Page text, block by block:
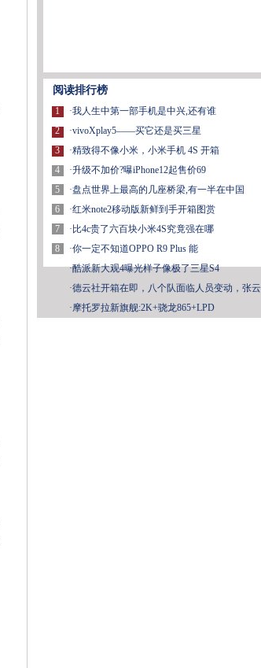
阅读排行榜
1
2
3
4
5
6
7
8
·我人生中第一部手机是中兴,还有谁
·vivoXplay5——买它还是买三星
·精致得不像小米，小米手机 4S 开箱
·升级不加价?曝iPhone12起售价69
·盘点世界上最高的几座桥梁,有一半在中国
·红米note2移动版新鲜到手开箱图赏
· 比4c贵了六百块小米4S究竟强在哪
·你一定不知道OPPO R9 Plus 能
·酷派新大观4曝光样子像极了三星S4
·德云社开箱在即，八个队面临人员变动，张云
·摩托罗拉新旗舰:2K+骁龙865+LPD